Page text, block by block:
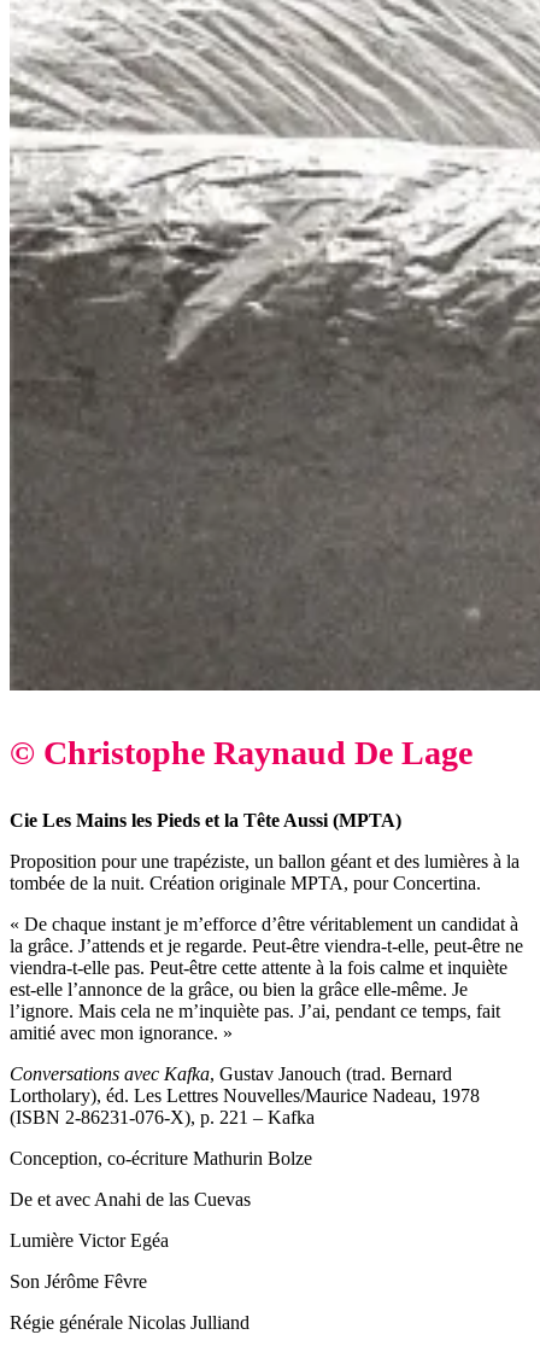
© Christophe Raynaud De Lage
Cie Les Mains les Pieds et la Tête Aussi (MPTA)
Proposition pour une trapéziste, un ballon géant et des lumières à la
tombée de la nuit. Création originale MPTA, pour Concertina.
« De chaque instant je m’efforce d’être véritablement un candidat à
la grâce. J’attends et je regarde. Peut-être viendra-t-elle, peut-être ne
viendra-t-elle pas. Peut-être cette attente à la fois calme et inquiète
est-elle l’annonce de la grâce, ou bien la grâce elle-même. Je
l’ignore. Mais cela ne m’inquiète pas. J’ai, pendant ce temps, fait
amitié avec mon ignorance. »
Conversations avec Kafka, Gustav Janouch (trad. Bernard
Lortholary), éd. Les Lettres Nouvelles/Maurice Nadeau, 1978
(ISBN 2-86231-076-X), p. 221 – Kafka
Conception, co-écriture Mathurin Bolze
De et avec Anahi de las Cuevas
Lumière Victor Egéa
Son Jérôme Fêvre
Régie générale Nicolas Julliand